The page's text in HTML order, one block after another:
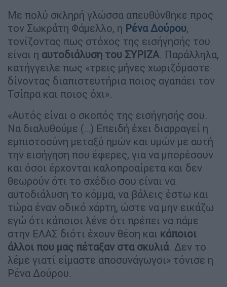
Με πολύ σκληρή γλώσσα απευθύνθηκε προς
τον Σωκράτη Φάμελλο, η Ρένα Δούρου,
τονίζοντας πως στόχος της εισήγησής του
είναι η αυτοδιάλυση του ΣΥΡΙΖΑ. Παράλληλα,
κατήγγειλε πως «τρεις μήνες χωριζόμαστε
δίνοντας διαπιστευτήρια ποιος αγαπάει τον
Τσίπρα και ποιος όχι».
«Αυτός είναι ο σκοπός της εισήγησής σου.
Να διαλυθούμε (…) Επειδή έχει διαρραγεί η
εμπιστοσύνη μεταξύ ημών και υμών με αυτή
την εισήγηση που έφερες, για να μπορέσουν
και όσοι έρχονται καλοπροαίρετα και δεν
θεωρούν ότι το σχέδιο σου είναι να
αυτοδιάλυση το κόμμα, να βάλεις έστω και
τώρα έναν οδικό χάρτη, ώστε να μην εικάζω
εγώ ότι κάποιοι λένε ότι πρέπει να πάμε
στην ΕΛΑΣ διότι έχουν θέση και κάποιοι
άλλοι που μας πέταξαν στα σκυλιά. Δεν το
λέμε γιατί είμαστε αποσυνάγωγοι» τόνισε η
Ρένα Δούρου.